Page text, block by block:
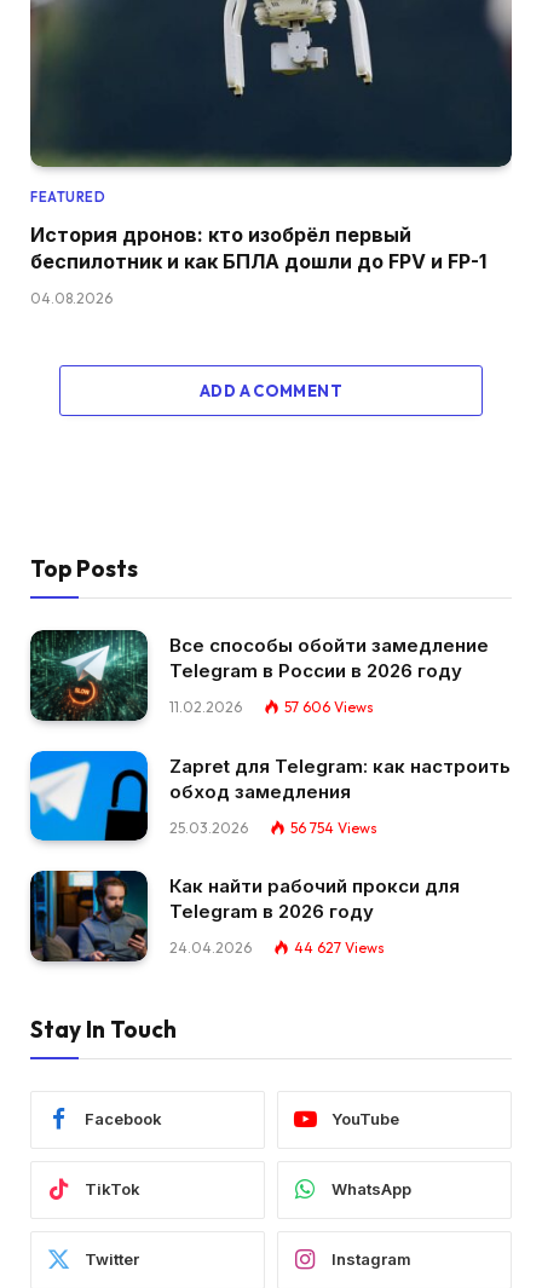
FEATURED
История дронов: кто изобрёл первый
беспилотник и как БПЛА дошли до FPV и FP-1
04.08.2026
ADD A COMMENT
Top Posts
Все способы обойти замедление
Telegram в России в 2026 году
11.02.2026 57 606 Views
Zapret для Telegram: как настроить
обход замедления
25.03.2026 56 754 Views
Как найти рабочий прокси для
Telegram в 2026 году
24.04.2026 44 627 Views
Stay In Touch
Facebook YouTube
TikTok WhatsApp
Twitter Instagram